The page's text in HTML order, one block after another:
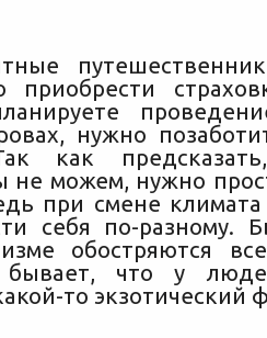
приобрести
нужно
как
не можем, нужно
при смене
себя по-разному.
обостряются
что у
то экзотический